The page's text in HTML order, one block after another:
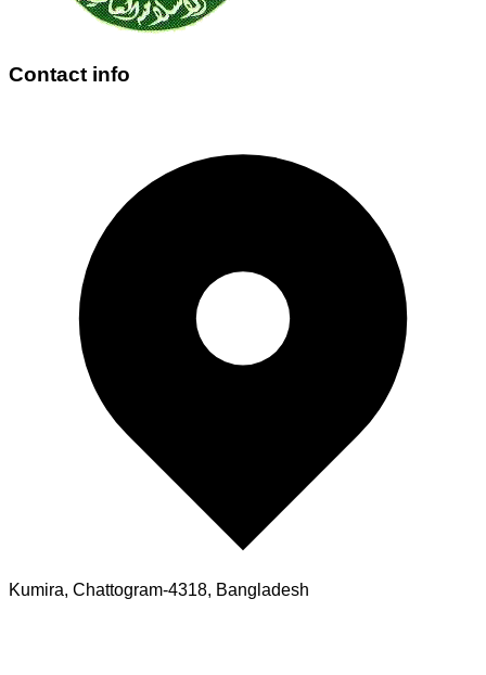
Contact info
Kumira, Chattogram-4318, Bangladesh